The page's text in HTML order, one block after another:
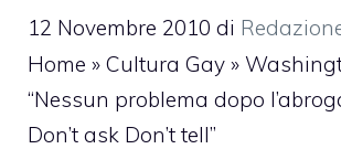
12 Novembre 2010 di
Home » Cultura Gay »
“Nessun problema dopo
Don’t ask Don’t tell”